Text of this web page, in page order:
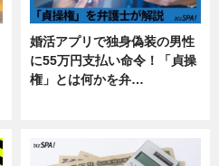
婚活アプリで独身偽装の男性
に55万円支払い命令！「貞操
権」とは何かを弁…